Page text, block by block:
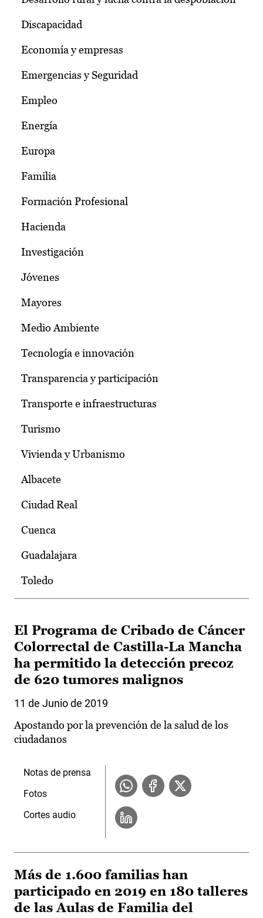
Discapacidad
Economía y empresas
Emergencias y Seguridad
Empleo
Energía
Europa
Familia
Formación Profesional
Hacienda
Investigación
Jóvenes
Mayores
Medio Ambiente
Tecnología e innovación
Transparencia y participación
Transporte e infraestructuras
Turismo
Vivienda y Urbanismo
Albacete
Ciudad Real
Cuenca
Guadalajara
Toledo
El Programa de Cribado de Cáncer
Colorrectal de Castilla-La Mancha
ha permitido la detección precoz
de 620 tumores malignos
11 de Junio de 2019
Apostando por la prevención de la salud de los
ciudadanos
Notas de prensa
Fotos
Cortes audio
Más de 1.600 familias han
participado en 2019 en 180 talleres
de las Aulas de Familia del